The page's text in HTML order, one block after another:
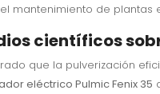
mantenimiento de plantas
científicos
que la pulverización
eléctrico Pulmic Fenix 35